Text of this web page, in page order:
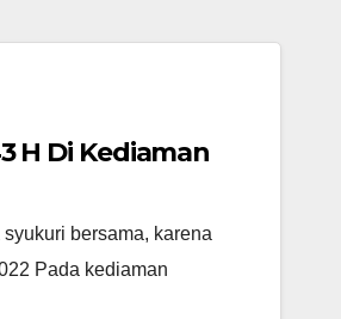
H Di Kediaman
bersama, karena
Pada kediaman